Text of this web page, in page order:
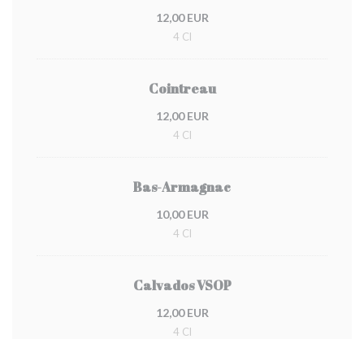
12,00 EUR
4 Cl
Cointreau
12,00 EUR
4 Cl
Bas-Armagnac
10,00 EUR
4 Cl
Calvados VSOP
12,00 EUR
4 Cl